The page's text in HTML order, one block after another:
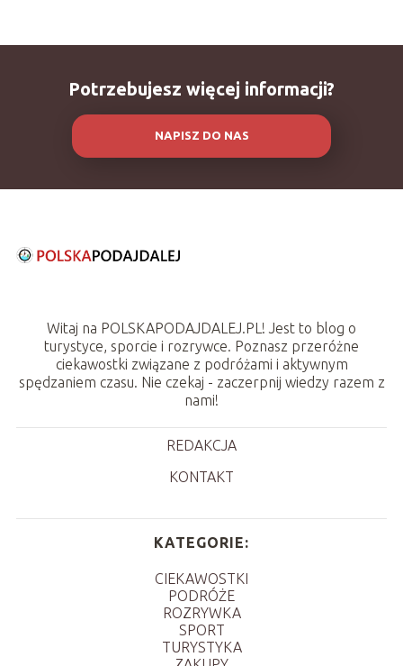
Potrzebujesz więcej informacji?
NAPISZ DO NAS
Witaj na POLSKAPODAJDALEJ.PL! Jest to blog o
turystyce, sporcie i rozrywce. Poznasz przeróżne
ciekawostki związane z podróżami i aktywnym
spędzaniem czasu. Nie czekaj - zaczerpnij wiedzy razem z
nami!
REDAKCJA
KONTAKT
KATEGORIE:
CIEKAWOSTKI
PODRÓŻE
ROZRYWKA
SPORT
TURYSTYKA